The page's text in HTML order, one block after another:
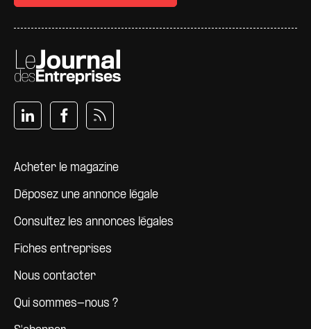
Pied de page
Acheter le magazine
Déposez une annonce légale
Consultez les annonces légales
Fiches entreprises
Nous contacter
Qui sommes-nous ?